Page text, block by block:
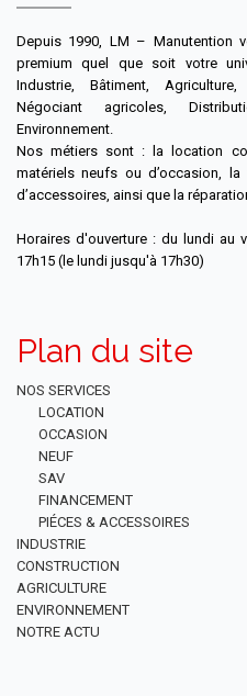
Depuis 1990, LM – Manutention
premium quel que soit votre
Industrie, Bâtiment,
Négociant agricoles,
Environnement.
Nos métiers sont : la location
matériels neufs ou d’occasion,
d’accessoires, ainsi que la
Horaires d'ouverture : du lundi au
17h15 (le lundi jusqu'à 17h30)
Plan du site
NOS SERVICES
LOCATION
OCCASION
NEUF
SAV
FINANCEMENT
PIÉCES & ACCESSOIRES
INDUSTRIE
CONSTRUCTION
AGRICULTURE
ENVIRONNEMENT
NOTRE ACTU